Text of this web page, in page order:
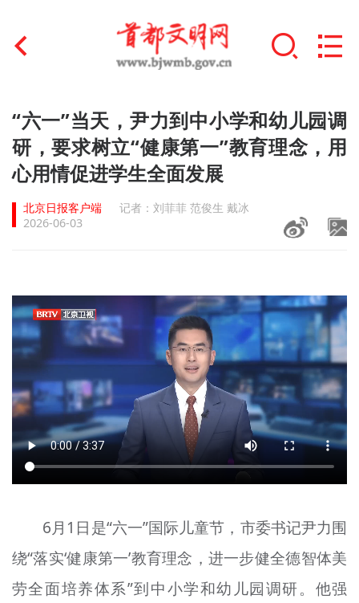
首页
文明创建
+
文明实践
文明培育
+
榜样人物
+
身边好人
文明评论
北京宣传文化引导基金
宣传思想文化人才
资料库
+
“六一”当天，尹力到中小学和幼儿园调
研，要求树立“健康第一”教育理念，用
心用情促进学生全面发展
北京日报客户端
记者：刘菲菲 范俊生 戴冰
2026-06-03
6月1日是“六一”国际儿童节，市委书记尹力围
绕“落实‘健康第一’教育理念，进一步健全德智体美
劳全面培养体系”到中小学和幼儿园调研。他强